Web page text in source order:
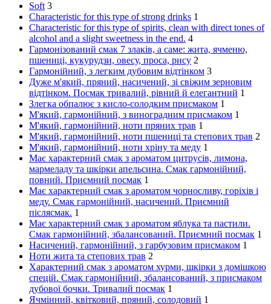
Soft 3
Characteristic for this type of strong drinks 1
Characteristic for this type of spirits, clean with direct tones of
alcohol and a slight sweetness in the end. 4
Гармонізований смак 7 злаків, а саме: жита, ячменю,
пшениці, кукурудзи, овесу, проса, рису 2
Гармонійний, з легким дубовим відтінком 3
Дуже м'який, пряний, насичений, зі свіжим зерновим
відтінком. Посмак тривалий, рівний й елегантний 1
Злегка обпалює з кисло-солодким присмаком 1
М'який, гармонійний, з виноградним присмаком 1
М'який, гармонійний, ноти пряних трав 1
М'який, гармонійний, ноти пшениці та степових трав 2
М'який, гармонійний, ноти хріну та меду 1
Має характерний смак з ароматом цитрусів, лимона,
мармеладу та шкірки апельсина. Смак гармонійний,
повний. Приємний посмак 1
Має характерний смак з ароматом чорносливу, горіхів і
меду. Смак гармонійний, насичений. Приємний
післясмак. 1
Має характерний смак з ароматом яблука та пастили.
Смак гармонійний, збалансований. Приємний посмак 1
Насичений, гармонійний, з гарбузовим присмаком 1
Ноти жита та степових трав 2
Характерний смак з ароматом хурми, шкірки з домішкою
спецій. Смак гармонійний, збалансований, з присмаком
дубової бочки. Тривалий посмак 1
Ячмінний, квітковий, пряний, солодовий 1